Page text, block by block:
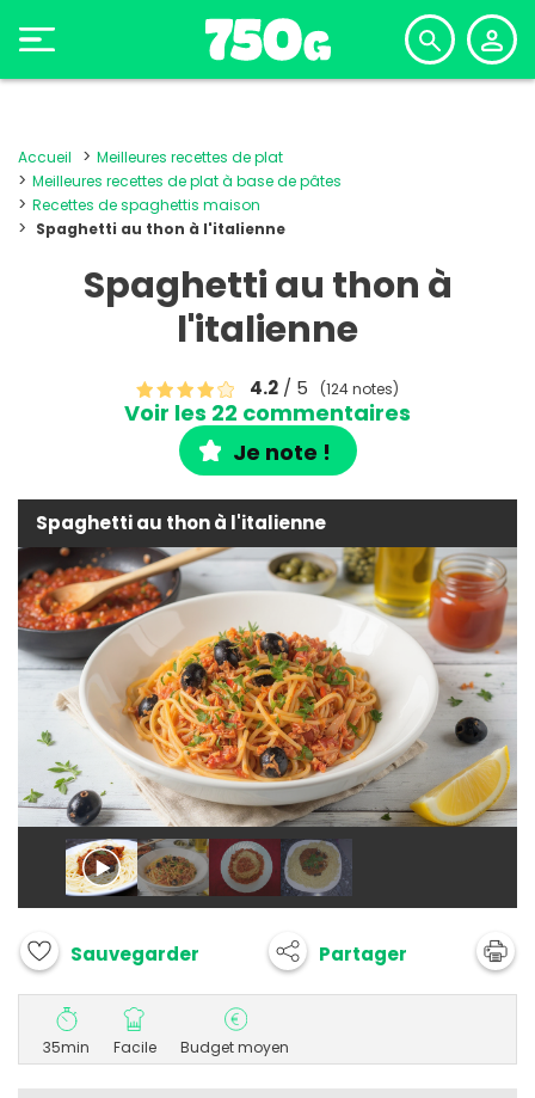
Accueil
Meilleures recettes de plat
Meilleures recettes de plat à base de pâtes
Recettes de spaghettis maison
Spaghetti au thon à l'italienne
Spaghetti au thon à
l'italienne
4.2 / 5 (124 notes)
Voir les 22 commentaires
Je note !
Spaghetti au thon à l'italienne
Sauvegarder Partager
35min Facile Budget moyen